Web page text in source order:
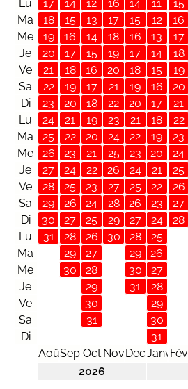
Lu
Ma
Me
Je
Ve
Sa
Di
Lu
Ma
Me
Je
Ve
Sa
Di
Lu
Ma
Me
Je
Ve
Sa
Di
17
18
19
20
21
22
23
24
25
26
27
28
29
30
31
14
15
16
17
18
19
20
21
22
23
24
25
26
27
28
29
30
12
13
14
15
16
17
18
19
20
21
22
23
24
25
26
27
28
29
30
31
16
17
18
19
20
21
22
23
24
25
26
27
28
29
30
14
15
16
17
18
19
20
21
22
23
24
25
26
27
28
29
30
31
11
12
13
14
15
16
17
18
19
20
21
22
23
24
25
26
27
28
29
30
31
15
16
17
18
19
20
21
22
23
24
25
26
27
28
AoûtSeptOct NovDecJanvFév
2026